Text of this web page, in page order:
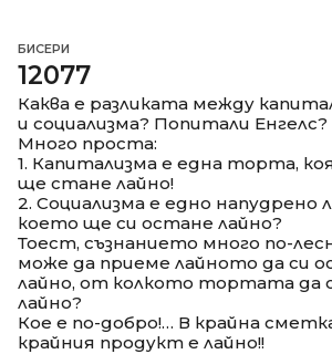
БИСЕРИ
12077
Каква е разликата между
и социализма? Попитали Енгелс?
Много проста:
1. Капитализма е една торта,
ще стане лайно!
2. Социализма е едно напудрено
което ще си остане лайно?
Тоест, съзнанието много по-
може да приеме лайното да си
лайно, от колкото тортата да
лайно?
Кое е по-добро!… В крайна
крайния продукт е лайно!!